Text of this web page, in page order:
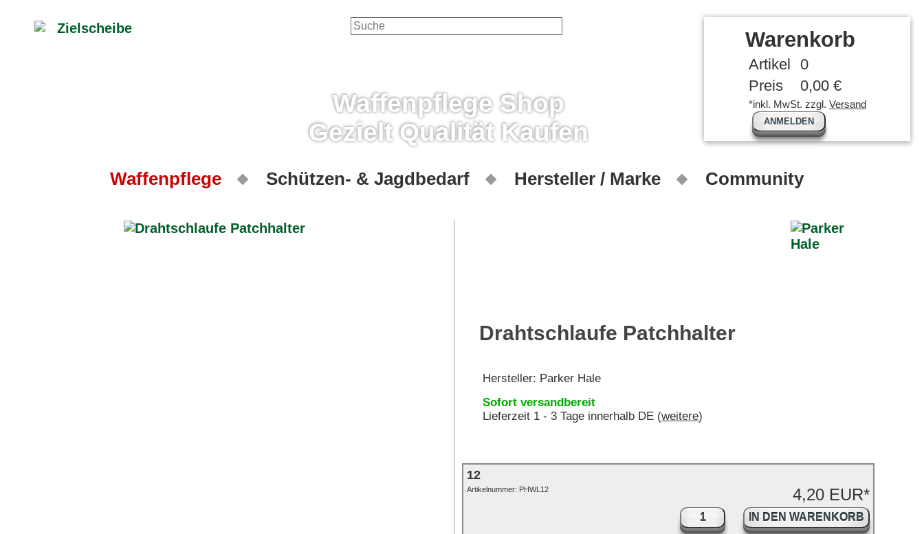
Waffenpflege Shop
Gezielt Qualität Kaufen
Warenkorb
Artikel 0
Preis
0,00 €
*inkl. MwSt. zzgl. Versand
ANMELDEN
Waffenpflege Schützen- & Jagdbedarf Hersteller / Marke Community
Drahtschlaufe Patchhalter
Hersteller: Parker Hale
Sofort versandbereit
Lieferzeit 1 - 3 Tage innerhalb DE (weitere)
12
4,20 EUR*
Artikelnummer: PHWL12
IN DEN WARENKORB